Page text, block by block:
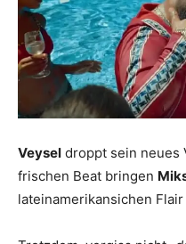
Veysel droppt sein neues
frischen Beat bringen
lateinamerikansichen